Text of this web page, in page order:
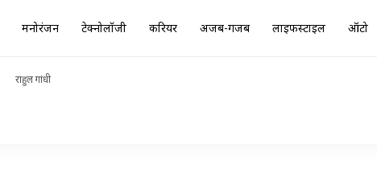
मनोरंजन टेक्नोलॉजी करियर अजब-गजब लाइफस्टाइल ऑटो
राहुल गांधी